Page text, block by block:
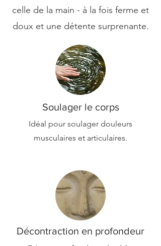
celle de la main - à la fois ferme et
doux et une détente surprenante.
Soulager le corps
Idéal pour soulager douleurs
musculaires et articulaires.
Décontraction en profondeur